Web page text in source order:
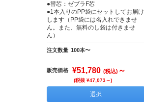
●替芯：ゼブラF芯
●1本入りのPP袋にセットしてお届け
します（PP袋には名入れできませ
ん。また、無料のし袋は付きませ
ん）
注文数量 100本〜
販売価格 ¥51,780 (税込) ～
(税抜 ¥47,073～)
選択